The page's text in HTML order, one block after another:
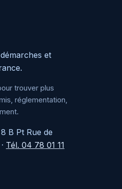
et
trouver plus
réglementation,
8 B Pt Rue de
· Tél. 04 78 01 11